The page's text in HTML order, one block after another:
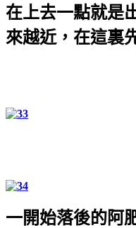
在上去一點就是
來越近，在這裏
一開始落後的阿